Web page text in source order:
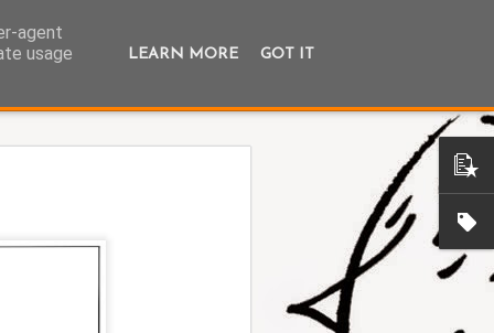
agent
usage
LEARN MORE GOT IT